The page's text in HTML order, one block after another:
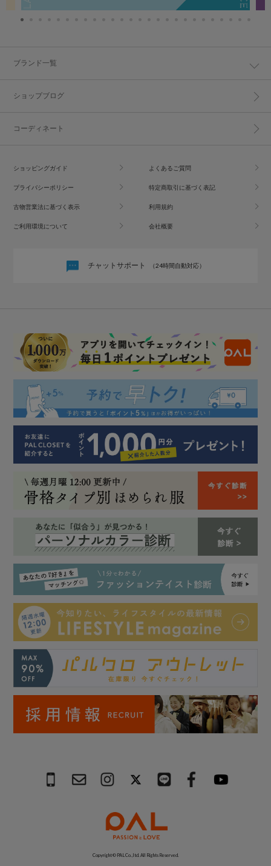
ブランド一覧
ショップブログ
コーディネート
ショッピングガイド よくあるご質問
プライバシーポリシー 特定商取引に基づく表記
古物営業法に基づく表示 利用規約
ご利用環境について 会社概要
チャットサポート （24時間自動対応）
Copyright © PAL Co.,ltd. All Rights Reserved.